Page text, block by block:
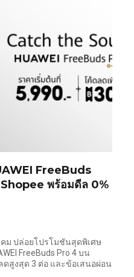
FreeBuds
พร้อมดีล 0%
ม ปล่อยโปรโมชันสุดพิเศษ
FreeBuds Pro 4 บน
สูงสุด 3 ต่อ และข้อเสนอผ่อน